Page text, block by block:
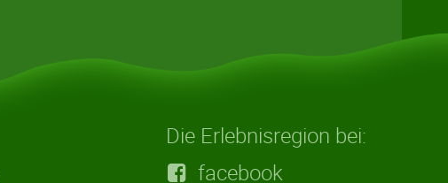
Die Erlebnisregion bei:
facebook